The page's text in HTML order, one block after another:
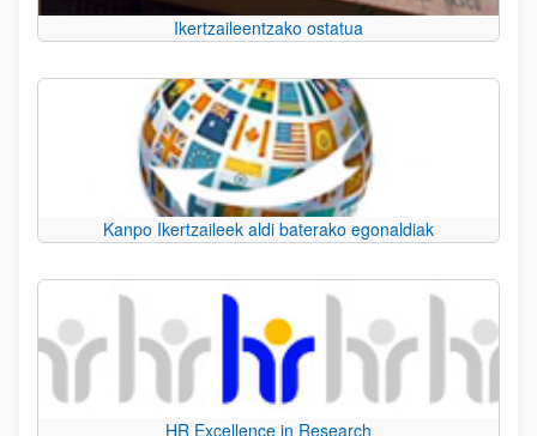
Ikertzaileentzako ostatua
Kanpo Ikertzaileek aldi baterako egonaldiak
HR Excellence in Research